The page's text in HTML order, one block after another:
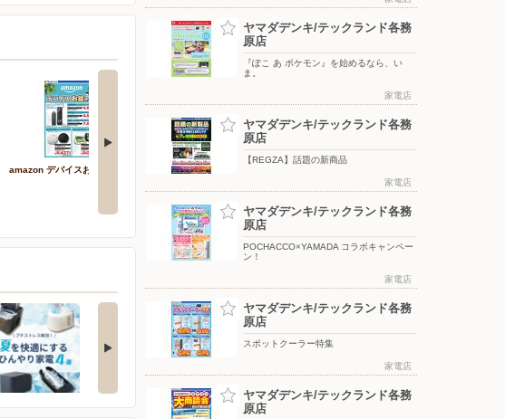
amazon デバイスお盆セール 冷蔵庫 期間限定値引き
プチストレス解消！夏
を快適にするひん…
□■□■□■□■□■□■□■□■□■□■□
Ankerの最新！水拭き
□■□■□■□■□■□■□■□■□■□■□
ヤマダデンキ/テックランド各務
原店
『ぽこ あ ポケモン』を始めるなら、い
ま。
家電店
ヤマダデンキ/テックランド各務
原店
【REGZA】話題の新商品
家電店
ヤマダデンキ/テックランド各務
原店
POCHACCO×YAMADA コラボキャンペー
ン！
家電店
ヤマダデンキ/テックランド各務
原店
スポットクーラー特集
家電店
ヤマダデンキ/テックランド各務
原店